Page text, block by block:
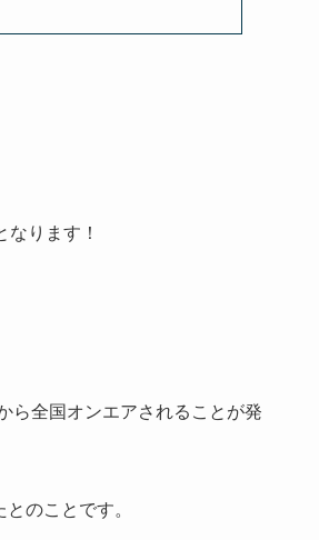
なります！
ら全国オンエアされることが発
のことです。